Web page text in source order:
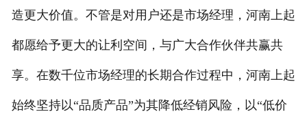
造更大价值。不管是对用户还是市场经理，河南上起
都愿给予更大的让利空间，与广大合作伙伴共赢共
享。在数千位市场经理的长期合作过程中，河南上起
始终坚持以“品质产品”为其降低经销风险，以“低价